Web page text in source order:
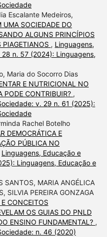
Escalante Medeiros,
UMA SOCIEDADE DO
ALGUNS PRINCÍPIOS
PIAGETIANOS , Linguagens,
n. 57 (2024): Linguagens,
Maria do Socorro Dias
E NUTRICIONAL NO
PODE CONTRIBUIR? ,
v. 29 n. 61 (2025):
Rachel Botelho
DEMOCRÁTICA E
PÚBLICA NO
Linguagens, Educação e
Linguagens, Educação e
SANTOS, MARIA ANGÉLICA
SILVIA PEREIRA GONZAGA
CONCEITOS
OS GUIAS DO PNLD
ENSINO FUNDAMENTAL? ,
n. 46 (2020)